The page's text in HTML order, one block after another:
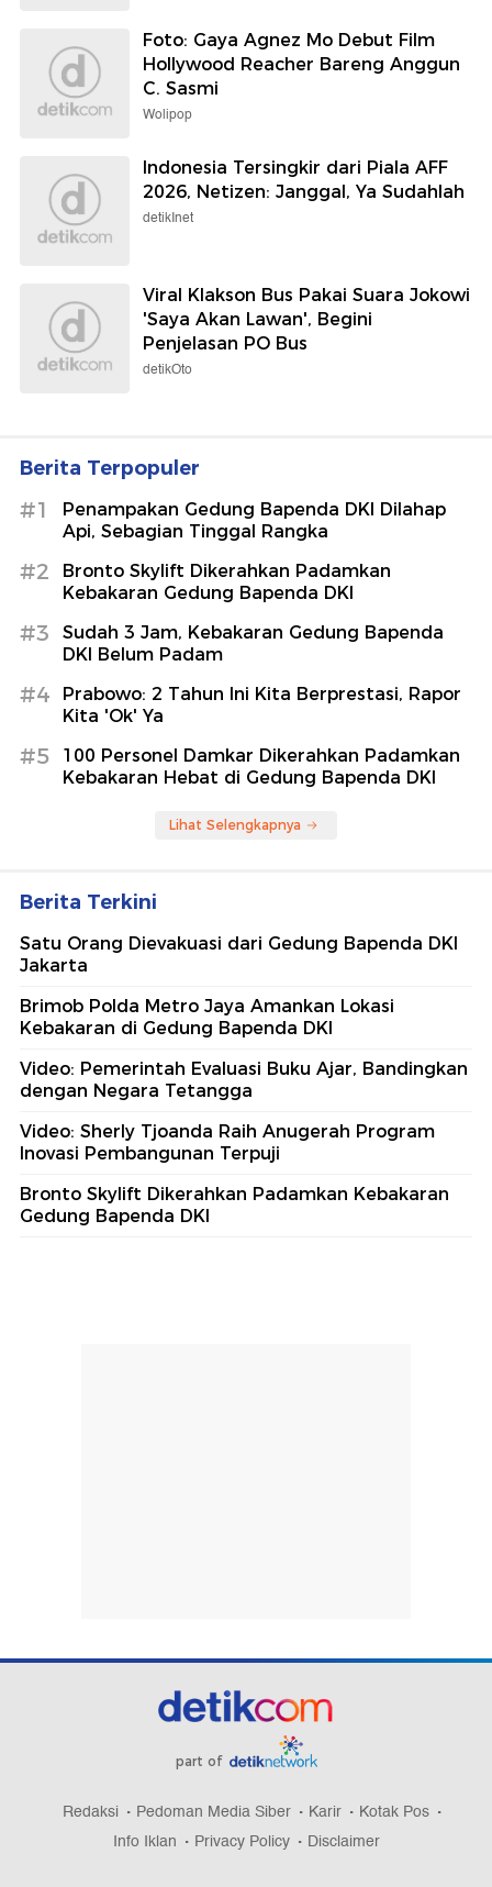
Foto: Gaya Agnez Mo Debut Film
Hollywood Reacher Bareng Anggun
C. Sasmi
Wolipop
Indonesia Tersingkir dari Piala AFF
2026, Netizen: Janggal, Ya Sudahlah
detikInet
Viral Klakson Bus Pakai Suara Jokowi
'Saya Akan Lawan', Begini
Penjelasan PO Bus
detikOto
Berita Terpopuler
#1
Penampakan Gedung Bapenda DKI Dilahap
Api, Sebagian Tinggal Rangka
#2
Bronto Skylift Dikerahkan Padamkan
Kebakaran Gedung Bapenda DKI
#3
Sudah 3 Jam, Kebakaran Gedung Bapenda
DKI Belum Padam
#4
Prabowo: 2 Tahun Ini Kita Berprestasi, Rapor
Kita 'Ok' Ya
#5
100 Personel Damkar Dikerahkan Padamkan
Kebakaran Hebat di Gedung Bapenda DKI
Lihat Selengkapnya
Berita Terkini
Satu Orang Dievakuasi dari Gedung Bapenda DKI
Jakarta
Brimob Polda Metro Jaya Amankan Lokasi
Kebakaran di Gedung Bapenda DKI
Video: Pemerintah Evaluasi Buku Ajar, Bandingkan
dengan Negara Tetangga
Video: Sherly Tjoanda Raih Anugerah Program
Inovasi Pembangunan Terpuji
Bronto Skylift Dikerahkan Padamkan Kebakaran
Gedung Bapenda DKI
part of
Redaksi Pedoman Media Siber Karir
Kotak Pos
Info Iklan
Privacy Policy Disclaimer